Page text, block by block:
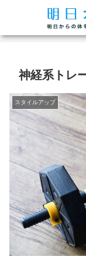
神経系トレ
スタイルアップ